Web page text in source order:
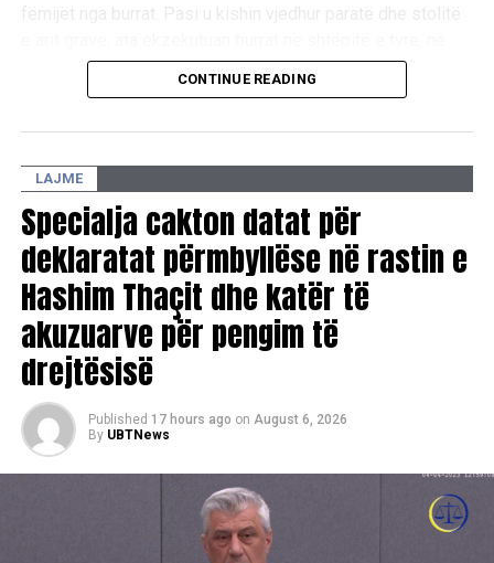
oborre dhe te lokacioni i njohur si “Ura e Taliqit”, si dhe u
vunë flakën shtëpive të tyre. /E.A/
CONTINUE READING
LAJME
Specialja cakton datat për
deklaratat përmbyllëse në rastin e
Hashim Thaçit dhe katër të
akuzuarve për pengim të
drejtësisë
Published 17 hours ago on August 6, 2026
By UBTNews